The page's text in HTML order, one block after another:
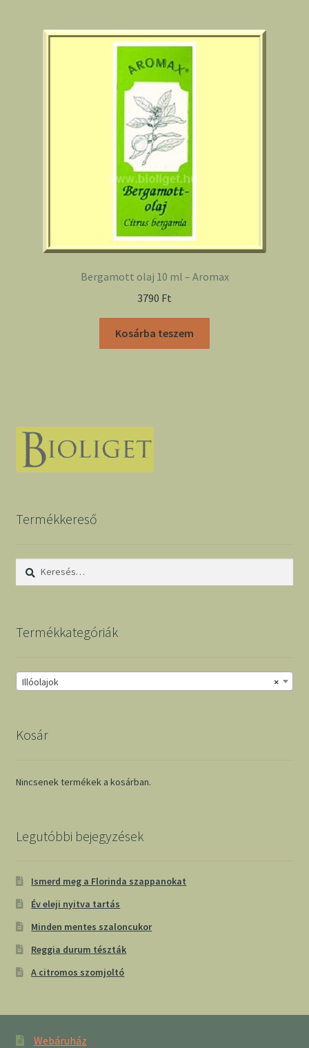
Bergamott olaj 10 ml – Aromax
3790 Ft
Kosárba teszem
Termékkereső
Keresés:
Termékkategóriák
×
Illóolajok
Kosár
Nincsenek termékek a kosárban.
Legutóbbi bejegyzések
Ismerd meg a Florinda szappanokat
Év eleji nyitva tartás
Minden mentes szaloncukor
Reggia durum tészták
A citromos szomjoltó
Webáruház